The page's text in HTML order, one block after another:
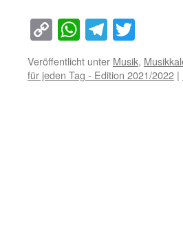
Copy
Link
WhatsApp
Telegram
Veröffentlicht unter Musik,
für jeden Tag - Edition 2021/2022 |